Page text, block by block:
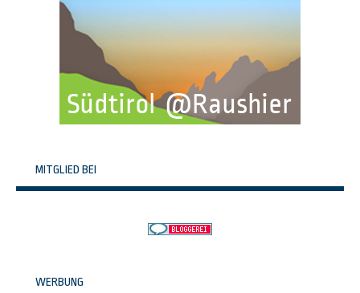
MITGLIED BEI
WERBUNG